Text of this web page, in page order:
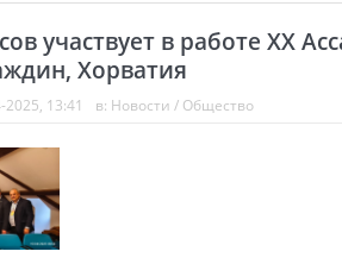
участвует в работе XX
Хорватия
2025, 13:41 в: Новости / Общество